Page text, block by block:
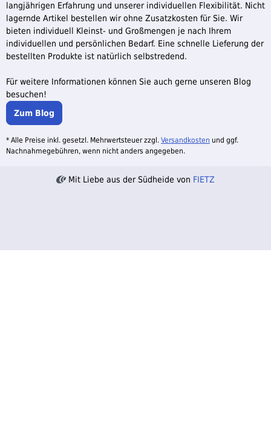
langjährigen Erfahrung und unserer individuellen Flexibilität. Nicht
lagernde Artikel bestellen wir ohne Zusatzkosten für Sie. Wir
bieten individuell Kleinst- und Großmengen je nach Ihrem
individuellen und persönlichen Bedarf. Eine schnelle Lieferung der
bestellten Produkte ist natürlich selbstredend.
Für weitere Informationen können Sie auch gerne unseren Blog
besuchen!
Zum Blog
* Alle Preise inkl. gesetzl. Mehrwertsteuer zzgl. Versandkosten und ggf.
Nachnahmegebühren, wenn nicht anders angegeben.
Mit Liebe aus der Südheide von FIETZ